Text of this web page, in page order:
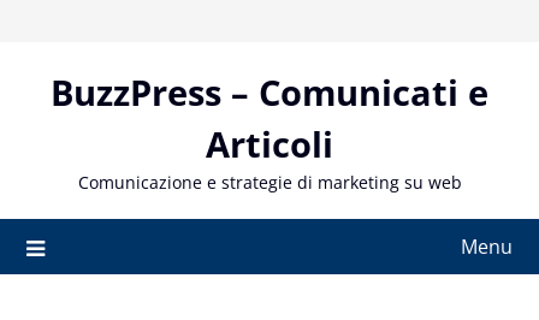
contentBuzzPress – Comunicati e
Articoli
Comunicazione e strategie di marketing su web
Menu